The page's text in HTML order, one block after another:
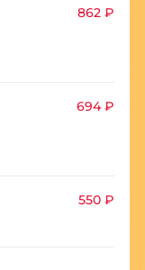
862 ₽
694 ₽
550 ₽